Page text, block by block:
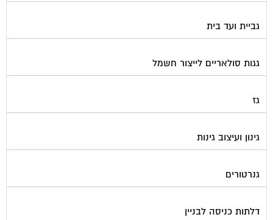
גביית ועד בית
גגות סולאריים לייצור חשמל
גז
גינון ועיצוב גינות
גנרטורים
דלתות כניסה לבניין